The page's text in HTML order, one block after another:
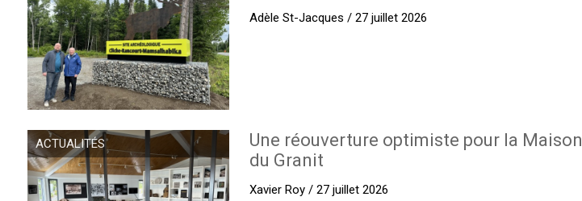
Adèle St-Jacques / 27 juillet 2026
ACTUALITÉS
Une réouverture optimiste pour la Maison
du Granit
Xavier Roy / 27 juillet 2026